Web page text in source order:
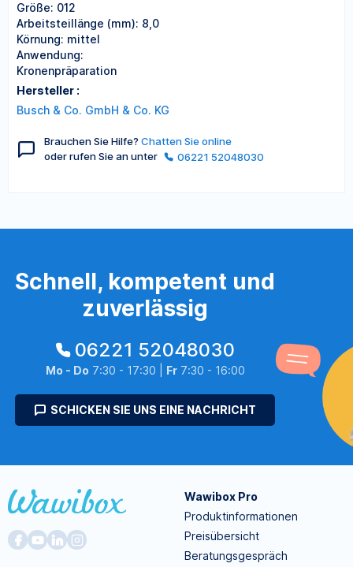
Größe: 012
Arbeitsteillänge (mm): 8,0
Körnung: mittel
Anwendung:
Kronenpräparation
Hersteller :
Busch & Co. GmbH & Co. KG
Brauchen Sie Hilfe? Chatten Sie online
oder rufen Sie an unter
06221 52048030
Schnell, kompetent und
zuverlässig
06221 52048030
Mo - Do 7:30 - 17:30 | Fr7:30 - 16:00
SCHICKEN SIE UNS EINE NACHRICHT
Wawibox Pro
Produktinformationen
Preisübersicht
Beratungsgespräch